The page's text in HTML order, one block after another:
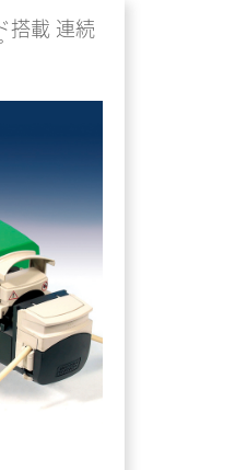
搭載 連続